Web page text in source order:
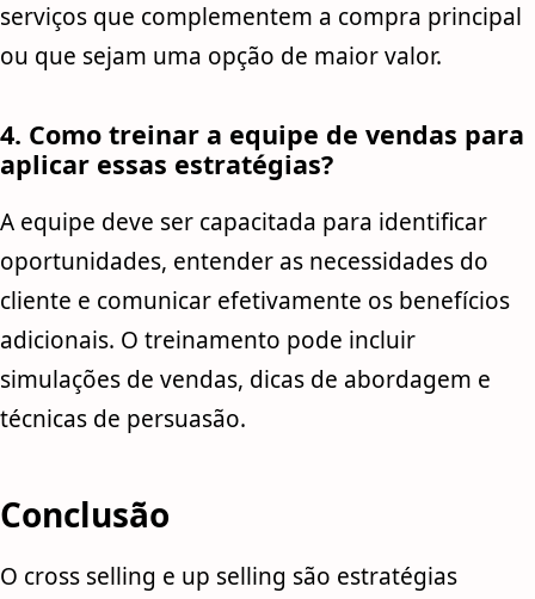
serviços que complementem a compra principal
ou que sejam uma opção de maior valor.
4. Como treinar a equipe de vendas para
aplicar essas estratégias?
A equipe deve ser capacitada para identificar
oportunidades, entender as necessidades do
cliente e comunicar efetivamente os benefícios
adicionais. O treinamento pode incluir
simulações de vendas, dicas de abordagem e
técnicas de persuasão.
Conclusão
O cross selling e up selling são estratégias